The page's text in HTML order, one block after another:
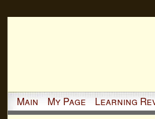
Main My Page Learning